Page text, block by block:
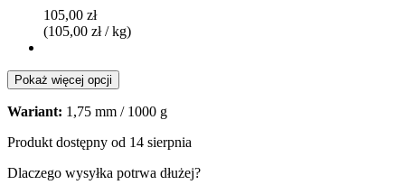
105,00 zł
(105,00 zł / kg)
Pokaż więcej opcji
Wariant: 1,75 mm / 1000 g
Produkt dostępny od 14 sierpnia
Dlaczego wysyłka potrwa dłużej?